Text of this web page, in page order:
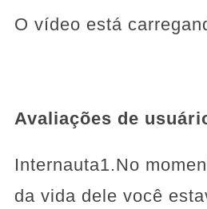
O vídeo está
Avaliações de
Internauta1.No
da vida dele você